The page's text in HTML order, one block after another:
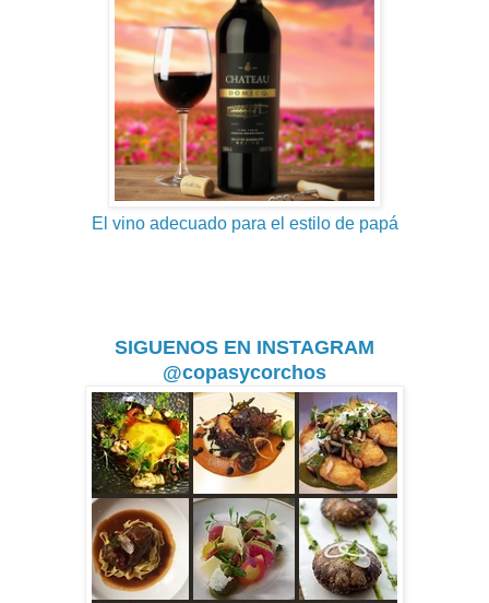
El vino adecuado para el estilo de papá
SIGUENOS EN INSTAGRAM
@copasycorchos